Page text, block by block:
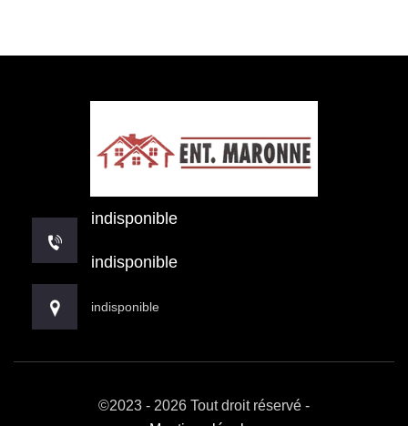
indisponible
indisponible
indisponible
©2023 - 2026 Tout droit réservé -